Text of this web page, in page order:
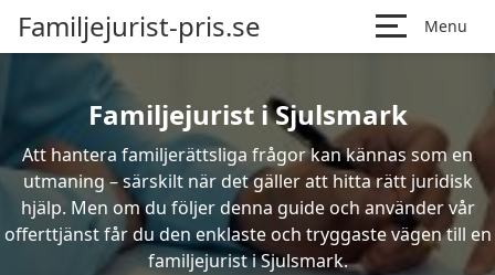
Familjejurist-pris.se Menu
Familjejurist i Sjulsmark
Att hantera familjerättsliga frågor kan kännas som en
utmaning – särskilt när det gäller att hitta rätt juridisk
hjälp. Men om du följer denna guide och använder vår
offerttjänst får du den enklaste och tryggaste vägen till en
familjejurist i Sjulsmark.